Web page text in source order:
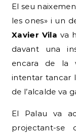
El seu
les ones» i un
Xavier Vila va
davant una
encara de la
intentar tancar
de l’alcalde va
El Palau va
projectant-se